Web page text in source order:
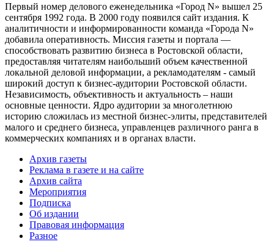
Первый номер делового еженедельника «Город N» вышел 25
сентября 1992 года. В 2000 году появился сайт издания. К
аналитичности и информированности команда «Города N»
добавила оперативность. Миссия газеты и портала —
способствовать развитию бизнеса в Ростовской области,
предоставляя читателям наибольший объем качественной
локальной деловой информации, а рекламодателям - самый
широкий доступ к бизнес-аудитории Ростовской области.
Независимость, объективность и актуальность – наши
основные ценности. Ядро аудитории за многолетнюю
историю сложилась из местной бизнес-элиты, представителей
малого и среднего бизнеса, управленцев различного ранга в
коммерческих компаниях и в органах власти.
Архив газеты
Реклама в газете и на сайте
Архив сайта
Мероприятия
Подписка
Об издании
Правовая информация
Разное